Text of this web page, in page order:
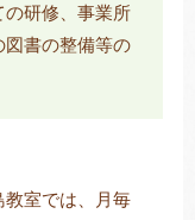
研修、事業所
図書の整備等の
室では、月毎